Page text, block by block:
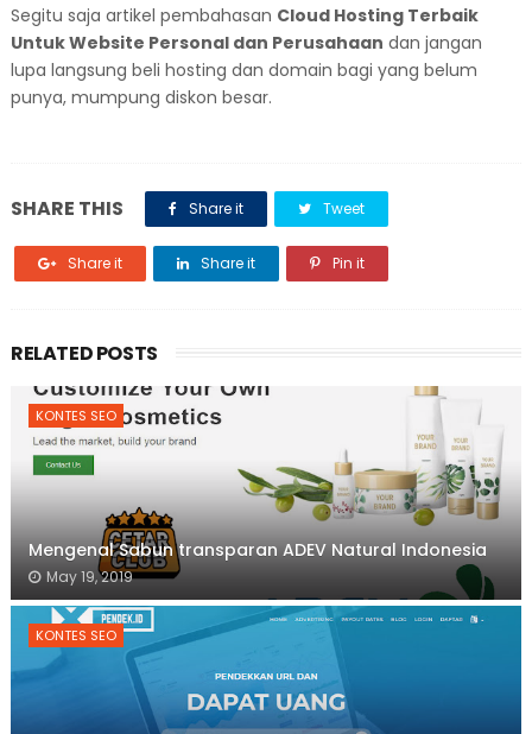
Segitu saja artikel pembahasan Cloud Hosting Terbaik
Untuk Website Personal dan Perusahaan dan jangan
lupa langsung beli hosting dan domain bagi yang belum
punya, mumpung diskon besar.
SHARE THIS Share it Tweet
Share it Share it Pin it
RELATED POSTS
KONTES SEO
Mengenal Sabun transparan ADEV Natural Indonesia
May 19, 2019
KONTES SEO